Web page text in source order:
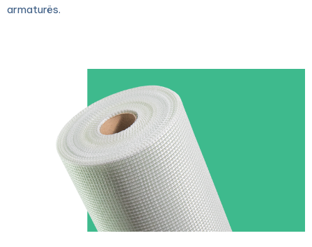
armaturës.